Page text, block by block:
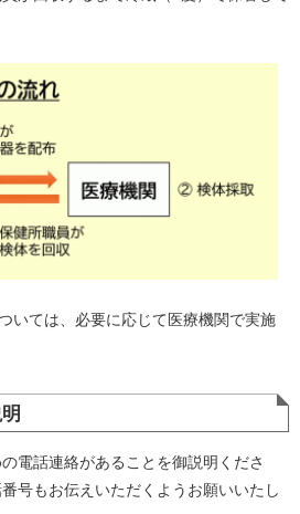
いては、必要に応じて医療機関で実施
電話連絡があることを御説明くださ
号もお伝えいただくようお願いいたし